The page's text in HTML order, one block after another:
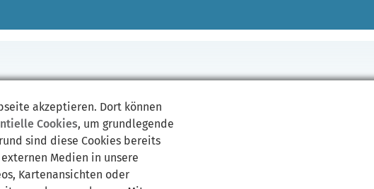
akzeptieren. Dort können
Cookies, um grundlegende
sind diese Cookies bereits
Medien in unsere
Kartenansichten oder